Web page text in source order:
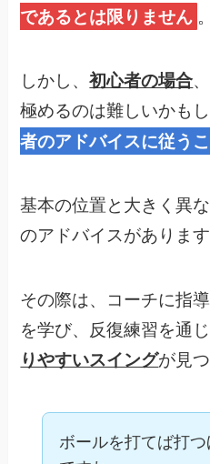
であるとは限りません 。
しかし、初心者の場合
極めるのは難しいかも
者のアドバイスに従う
基本の位置と大きく異
のアドバイスがあります
その際は、コーチに指
を学び、反復練習を通じ
りやすいスイングが見
ボールを打てば打